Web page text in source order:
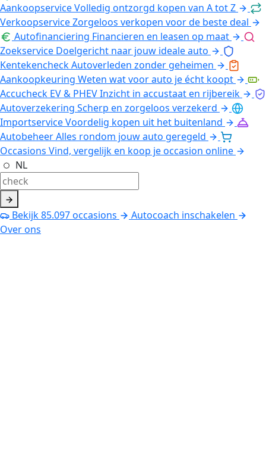
AankoopserviceVolledig ontzorgd kopen van A tot Z
VerkoopserviceZorgeloos verkopen voor de beste deal
Autofinanciering Financieren en leasen op maat
Zoekservice Doelgericht naar jouw ideale auto
KentekencheckAutoverleden zonder geheimen
Aankoopkeuring Weten wat voor auto je écht koopt
Accucheck EV & PHEVInzicht in accustaat en rijbereik
Autoverzekering Scherp en zorgeloos verzekerd
ImportserviceVoordelig kopen uit het buitenland
AutobeheerAlles rondom jouw auto geregeld
Occasions Vind, vergelijk en koop je occasion online
NL
Bekijk85.097occasions
Autocoach inschakelen
Over ons